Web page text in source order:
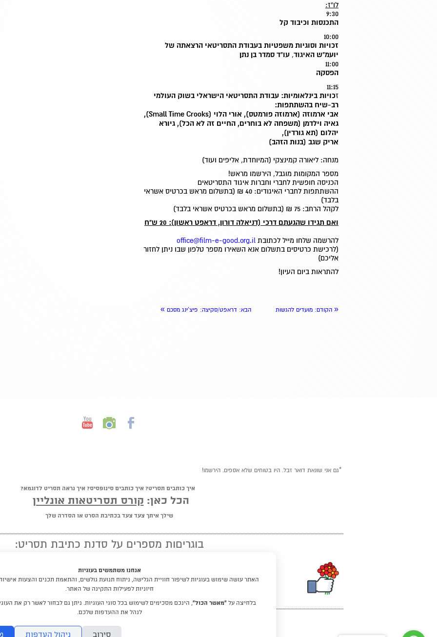
לו"ז:
9:30
התכנסות וכיבוד קל
10:00
זכויות וסוגיות משפטיות בעבודת התסריטאי הרצאתה של
יועמ"ש האיגוד, עו"ד סמדר בן נתן
11:00
הפסקה
11:15
זכויות בינלאומיות: עבודת התסריטאי הישראלי בשוק העולמי
רב-שיח בהשתתפות:
אבי ארמוזה (ארמוזה פורמטס), אורי הלוי (Small Time Crooks),
גאיה וילדמן (משפחה לא בוחרים, החיים זה לא הכל), גיורא
יהלום (תא גורדין),
אריק שגב (בנות הזהב)
מנחה: ליאורה קמינצקי (המיוחדת, אליפים ועוד)
מספר המקומות מוגבל, הירשמו מראש!
הכניסה חופשית לחברי וחברות איגוד התסריטאים
ההשתתפות לחברי האיגודים: 40 ₪ (בתשלום מראש בכרטיס אשראי
בלבד)
לקהל הרחב: 75 ₪ (בתשלום מראש בכרטיס אשראי בלבד)
ואם תגידו שהגעתם דרכי (דניאלה דורון, דראפט ראשון): 20 ש"ח
להרשמה שלחו מייל לכתובת office@film-e-good.org.il
(לרכישת כרטיסים בתשלום אנא השאירו מספר טלפון שבו ניתן לחזור
אליכם)
להתראות ביום העיון!
« הקודם: מועדים להגשות הבא: דראפט/סקיצה: פיצ'ינג מסכם »
*גם אני שונאת דואר זבל. היו בטוחים שלא אספים. הירשמו!
איך כותבים תסריט? איך כותבים סינופסיס? איך נראה תסריט לדוגמא?
הכל כאן: קורס תסריטאות אונליין
שילך איתך צעד צעד בכתיבת הסרט או הסדרה שלך
בוגריםות מספרים על סדנת כתיבת תסריט:
"מומלץ לכל מי שיש לו חלום לכתוב
לימודי תסריטאות וסטוריטלינג עם דניאלה דורון
אנחנו משתמשים בעוגיות
האתר עושה שימוש בעוגיות לשיפור חוויית הגלישה, ניתוח תנועת גולשים, והתאמת תכנים והצעות
חיוניות לפעילות התקינה של האתר.
בלחיצה על “מאשר הכול”, הינכם מסכימים לשימוש בכל סוגי העוגיות. ניתן גם לבחור לאשר רק את
לנהל את ההעדפות שלכם.
סירוב ניהול העדפות